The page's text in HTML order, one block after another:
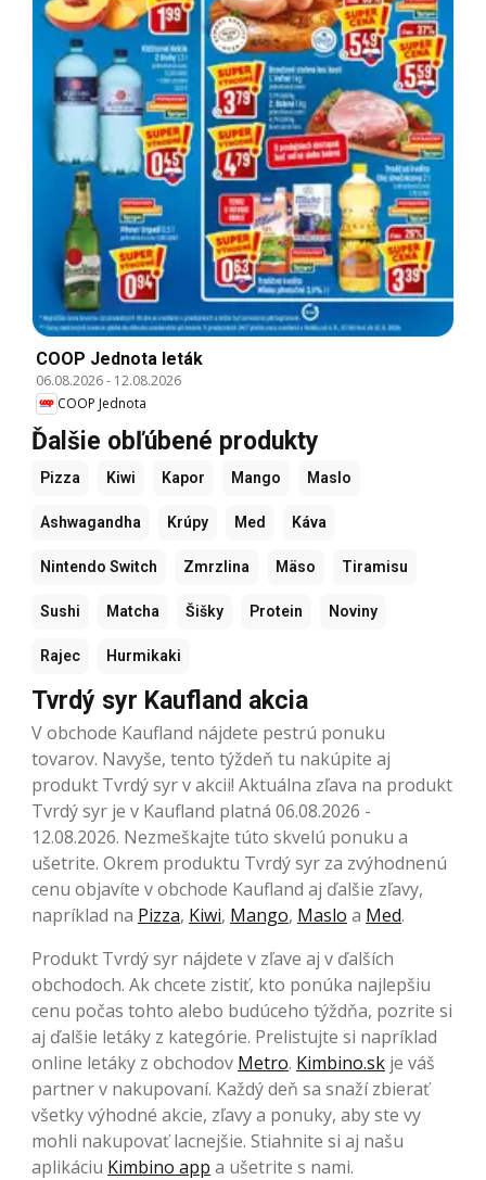
COOP Jednota leták
06.08.2026- 12.08.2026
COOP Jednota
Ďalšie obľúbené produkty
Pizza Kiwi Kapor Mango Maslo
Ashwagandha Krúpy Med Káva
Nintendo Switch Zmrzlina Mäso Tiramisu
Sushi Matcha Šišky Protein Noviny
Rajec Hurmikaki
Tvrdý syr Kaufland akcia
V obchode Kaufland nájdete pestrú ponuku
tovarov. Navyše, tento týždeň tu nakúpite aj
produkt Tvrdý syr v akcii! Aktuálna zľava na produkt
Tvrdý syr je v Kaufland platná 06.08.2026 -
12.08.2026. Nezmeškajte túto skvelú ponuku a
ušetrite. Okrem produktu Tvrdý syr za zvýhodnenú
cenu objavíte v obchode Kaufland aj ďalšie zľavy,
napríklad na Pizza, Kiwi, Mango, Maslo a Med.
Produkt Tvrdý syr nájdete v zľave aj v ďalších
obchodoch. Ak chcete zistiť, kto ponúka najlepšiu
cenu počas tohto alebo budúceho týždňa, pozrite si
aj ďalšie letáky z kategórie. Prelistujte si napríklad
online letáky z obchodov Metro. Kimbino.sk je váš
partner v nakupovaní. Každý deň sa snaží zbierať
všetky výhodné akcie, zľavy a ponuky, aby ste vy
mohli nakupovať lacnejšie. Stiahnite si aj našu
aplikáciu Kimbino app a ušetrite s nami.